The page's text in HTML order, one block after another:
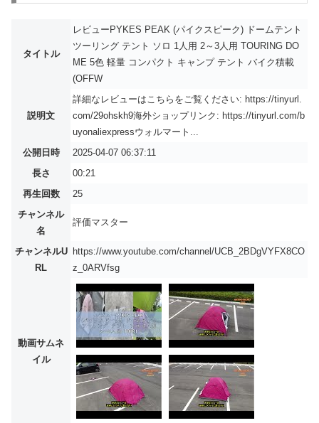
タイトル
レビューPYKES PEAK (パイクスピーク) ドームテント
ツーリング テント ソロ 1人用 2～3人用 TOURING DO
ME 5色 軽量 コンパクト キャンプ テント バイク積載
(OFFW
説明文
詳細なレビューはこちらをご覧ください: https://tinyurl.
com/29ohskh9海外ショップリンク: https://tinyurl.com/b
uyonaliexpressウォルマート...
公開日時
2025-04-07 06:37:11
長さ
00:21
再生回数
25
チャンネル
名
評価マスター
チャンネルU
RL
https://www.youtube.com/channel/UCB_2BDgVYFX8CO
z_0ARVfsg
動画サムネ
イル